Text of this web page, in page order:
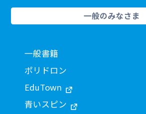
一般のみなさま
一般書籍
ポリドロン
EduTown
青いスピン